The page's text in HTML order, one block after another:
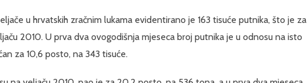
u hrvatskih zračnim lukama evidentirano je 163 tisuće putnika, što je za
2010. U prva dva ovogodišnja mjeseca broj putnika je u odnosu na isto
za 10,6 posto, na 343 tisuće.